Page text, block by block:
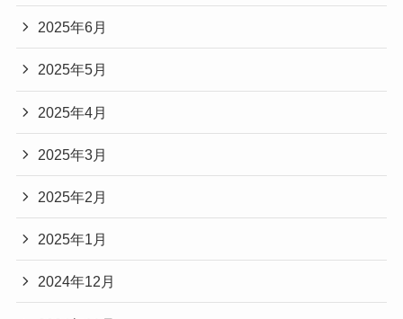
2025年6月
2025年5月
2025年4月
2025年3月
2025年2月
2025年1月
2024年12月